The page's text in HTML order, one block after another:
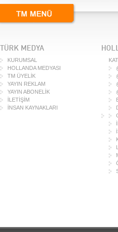
TÜRK MEDYA
KURUMSAL
HOLLANDA MEDYASI
TM ÜYELİK
YAYIN REKLAM
YAYIN ABONELİK
İLETİŞİM
İNSAN KAYNAKLARI